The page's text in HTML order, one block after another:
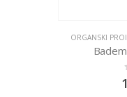
ORGANSKI